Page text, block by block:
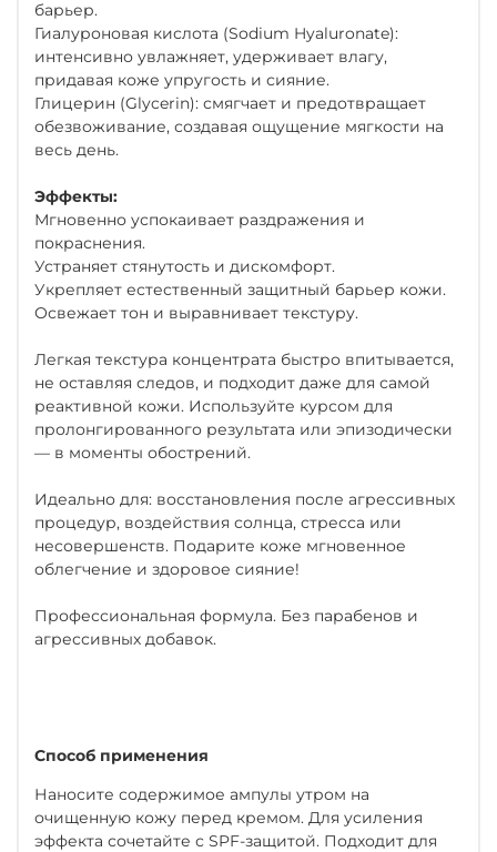
барьер.
Гиалуроновая кислота (Sodium Hyaluronate):
интенсивно увлажняет, удерживает влагу,
придавая коже упругость и сияние.
Глицерин (Glycerin): смягчает и предотвращает
обезвоживание, создавая ощущение мягкости на
весь день.
Эффекты:
Мгновенно успокаивает раздражения и
покраснения.
Устраняет стянутость и дискомфорт.
Укрепляет естественный защитный барьер кожи.
Освежает тон и выравнивает текстуру.
Легкая текстура концентрата быстро впитывается,
не оставляя следов, и подходит даже для самой
реактивной кожи. Используйте курсом для
пролонгированного результата или эпизодически
— в моменты обострений.
Идеально для: восстановления после агрессивных
процедур, воздействия солнца, стресса или
несовершенств. Подарите коже мгновенное
облегчение и здоровое сияние!
Профессиональная формула. Без парабенов и
агрессивных добавок.
Способ применения
Наносите содержимое ампулы утром на
очищенную кожу перед кремом. Для усиления
эффекта сочетайте с SPF-защитой. Подходит для